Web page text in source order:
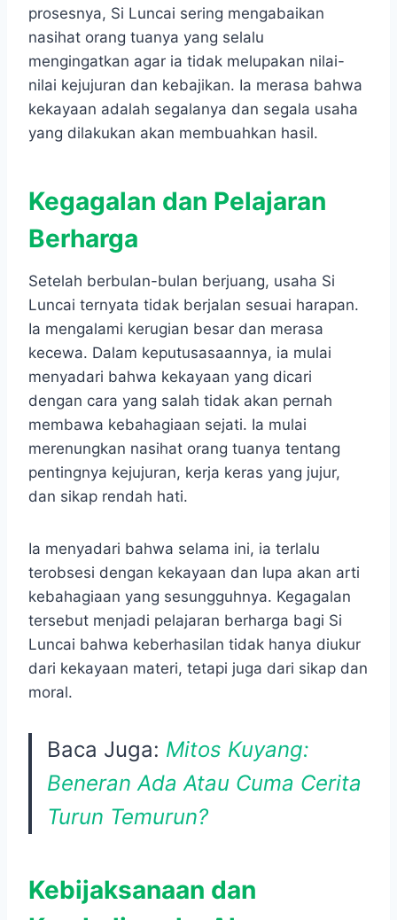
prosesnya, Si Luncai sering mengabaikan
nasihat orang tuanya yang selalu
mengingatkan agar ia tidak melupakan nilai-
nilai kejujuran dan kebajikan. Ia merasa bahwa
kekayaan adalah segalanya dan segala usaha
yang dilakukan akan membuahkan hasil.
Kegagalan dan Pelajaran
Berharga
Setelah berbulan-bulan berjuang, usaha Si
Luncai ternyata tidak berjalan sesuai harapan.
Ia mengalami kerugian besar dan merasa
kecewa. Dalam keputusasaannya, ia mulai
menyadari bahwa kekayaan yang dicari
dengan cara yang salah tidak akan pernah
membawa kebahagiaan sejati. Ia mulai
merenungkan nasihat orang tuanya tentang
pentingnya kejujuran, kerja keras yang jujur,
dan sikap rendah hati.
Ia menyadari bahwa selama ini, ia terlalu
terobsesi dengan kekayaan dan lupa akan arti
kebahagiaan yang sesungguhnya. Kegagalan
tersebut menjadi pelajaran berharga bagi Si
Luncai bahwa keberhasilan tidak hanya diukur
dari kekayaan materi, tetapi juga dari sikap dan
moral.
Baca Juga: Mitos Kuyang:
Beneran Ada Atau Cuma Cerita
Turun Temurun?
Kebijaksanaan dan